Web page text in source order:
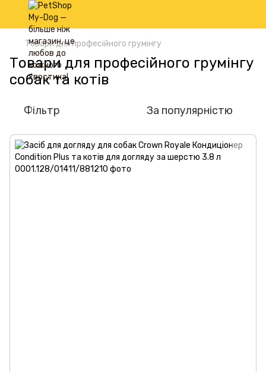
Товари для професійного грумінгу
Товари для професійного грумінгу
собак та котів
Фільтр За популярністю